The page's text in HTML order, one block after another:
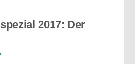
2017: Der